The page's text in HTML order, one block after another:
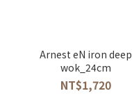
Arnest eN iron deep
wok_24cm
NT$1,720